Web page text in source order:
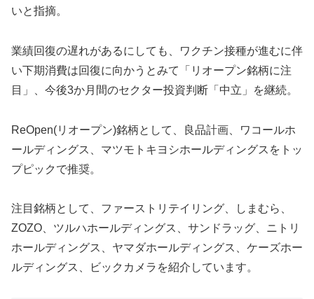
いと指摘。
業績回復の遅れがあるにしても、ワクチン接種が進むに伴
い下期消費は回復に向かうとみて「リオープン銘柄に注
目」、今後3か月間のセクター投資判断「中立」を継続。
ReOpen(リオープン)銘柄として、良品計画、ワコールホ
ールディングス、マツモトキヨシホールディングスをトッ
プピックで推奨。
注目銘柄として、ファーストリテイリング、しまむら、
ZOZO、ツルハホールディングス、サンドラッグ、ニトリ
ホールディングス、ヤマダホールディングス、ケーズホー
ルディングス、ビックカメラを紹介しています。